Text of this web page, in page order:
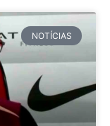
NOTÍCIAS